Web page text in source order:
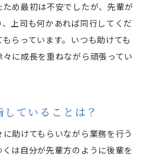
め最初は不安でしたが、先輩が
上司も何かあれば同行してくだ
らっています。いつも助けても
に成長を重ねながら頑張ってい
ていることは？
助けてもらいながら業務を行う
は自分が先輩方のように後輩を